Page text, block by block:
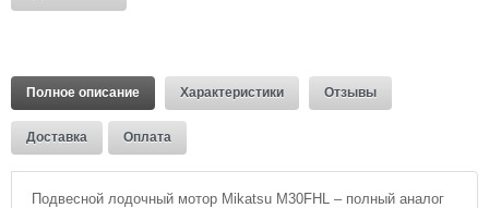
Полное описание Характеристики Отзывы
Доставка Оплата
Подвесной лодочный мотор Mikatsu M30FHL – полный аналог